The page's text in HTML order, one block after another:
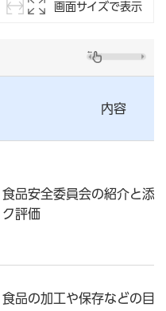
画面サイズで表示
内容
食品安全委員会の紹介と添
ク評価
食品の加工や保存などの目